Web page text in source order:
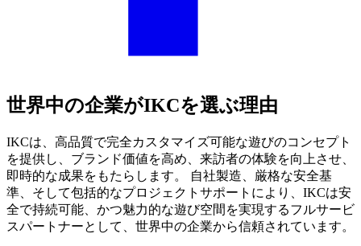
世界中の企業がIKCを選ぶ理由
IKCは、高品質で完全カスタマイズ可能な遊びのコンセプト
を提供し、ブランド価値を高め、来訪者の体験を向上させ、
即時的な成果をもたらします。 自社製造、厳格な安全基
準、そして包括的なプロジェクトサポートにより、IKCは安
全で持続可能、かつ魅力的な遊び空間を実現するフルサービ
スパートナーとして、世界中の企業から信頼されています。